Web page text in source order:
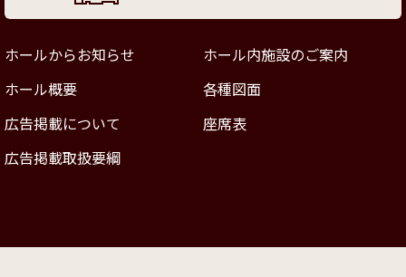
ホールからお知らせ
ホール内施設のご案内
ホール概要
各種図面
広告掲載について
座席表
広告掲載取扱要綱